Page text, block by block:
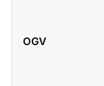
OGV